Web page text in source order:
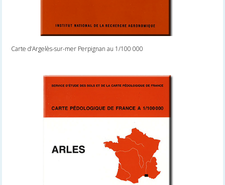
Carte d’Argelès-sur-mer Perpignan au 1/100 000